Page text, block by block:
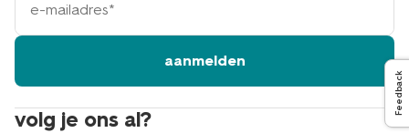
volg je ons al?
mailadres
aanmelden
Feedback